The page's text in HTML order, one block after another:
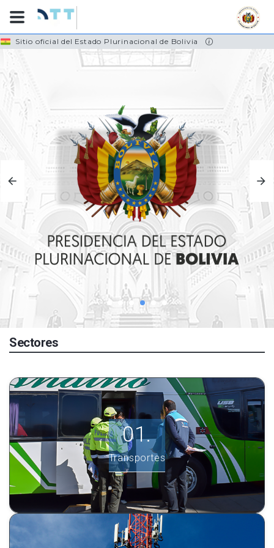
Skip
to
main
Sitio oficial del Estado Plurinacional de Bolivia
TRANSPORTES
CONOCE MÁS...
Sectores
Transportes
Transportes
Ver más información.
INGRESE AQUÍ